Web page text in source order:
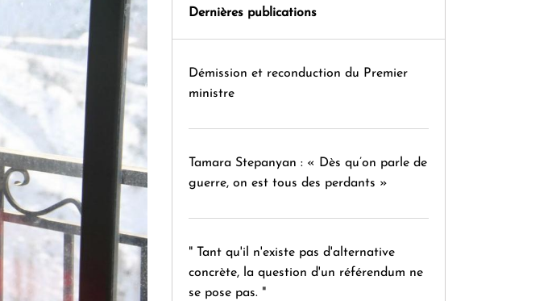
Dernières publications
Démission et reconduction du Premier
ministre
Tamara Stepanyan : « Dès qu’on parle de
guerre, on est tous des perdants »
" Tant qu'il n'existe pas d'alternative
concrète, la question d'un référendum ne
se pose pas. "